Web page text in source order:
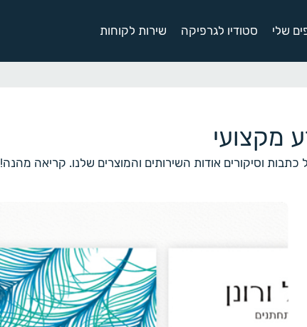
שלי סטודיו לגרפיקה שירות לקוחות
מקצועי
כתבות וסיקורים אודות השירותים והמוצרים שלנו. קריאה מהנה!